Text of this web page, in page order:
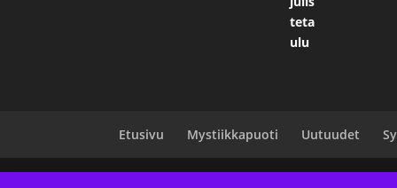
Etusivu Mystiikkapuoti Uutuudet